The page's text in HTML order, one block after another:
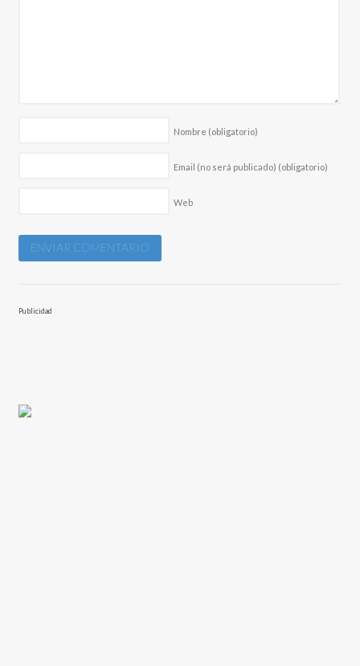
Nombre (obligatorio)
Email (no será publicado) (obligatorio)
Web
Publicidad